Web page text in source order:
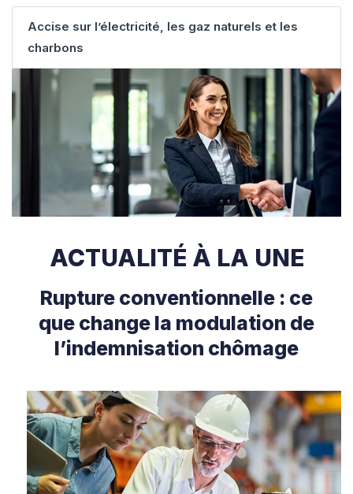
Accise sur l’électricité, les gaz naturels et les
charbons
ACTUALITÉ À LA UNE
Rupture conventionnelle : ce
que change la modulation de
l’indemnisation chômage